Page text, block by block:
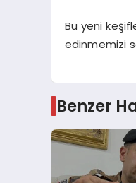
Bu yeni
edinmemizi
Benzer